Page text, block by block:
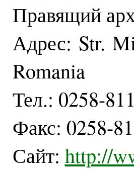
Правящий
Адрес: Str.
Romania
Тел.: 0258-
Факс: 0258-
Сайт: http://